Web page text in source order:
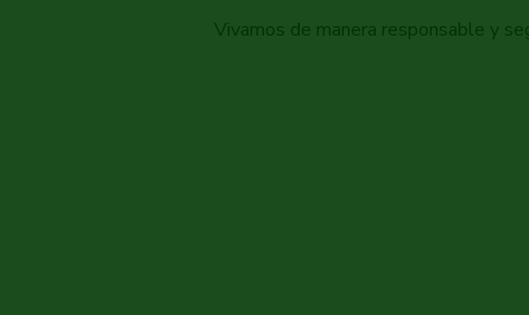
Vivamos de manera responsable y